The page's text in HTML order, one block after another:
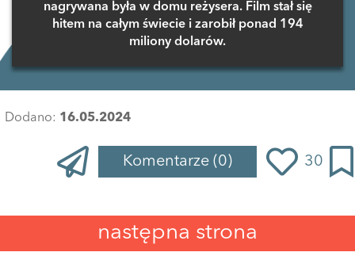
nagrywana była w domu reżysera. Film stał się
hitem na całym świecie i zarobił ponad 194
miliony dolarów.
Dodano: 16.05.2024
Komentarze (0) 30
następna strona